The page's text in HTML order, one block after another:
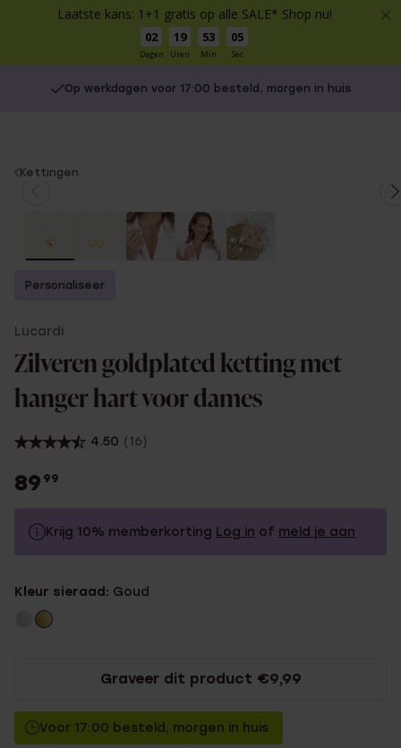
Laatste kans: 1+1 gratis op alle SALE* Shop nu!
02
Dagen
19
Uren
53
Min
05
Sec
Op werkdagen voor 17:00 besteld, morgen in huis
You
Kettingen
Personaliseer
Lucardi
Zilveren goldplated ketting met
hanger hart voor dames
4.50 (16)
89 99
Krijg 10% memberkorting Log in of meld je aan
Zonder memberkorting
Kleur sieraad: Goud
Graveer dit product €9,99
Voor 17:00 besteld, morgen in huis